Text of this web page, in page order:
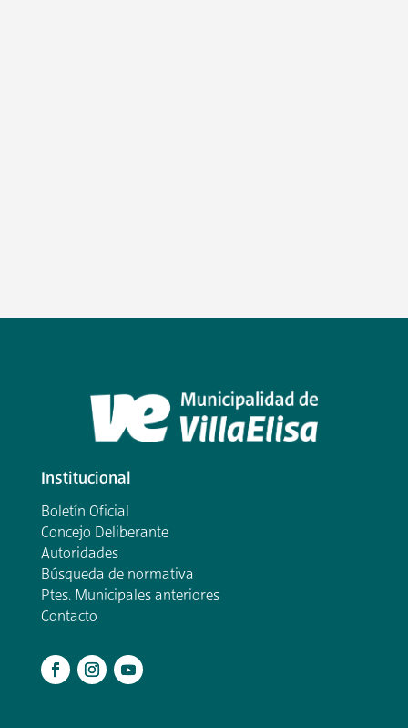
Institucional
Boletín Oficial
Concejo Deliberante
Autoridades
Búsqueda de normativa
Ptes. Municipales anteriores
Contacto